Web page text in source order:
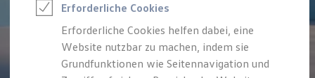
Elektroauto Leasing
Kleinwagen-Leasing
Leasing ohne Anzahlung
Finanzierung
Autokredit mit Schlussrate
Versicherungen und Garantien
Erforderliche Cookies
Erforderliche Cookies helfen dabei, eine
Website nutzbar zu machen, indem sie
Grundfunktionen wie Seitennavigation und